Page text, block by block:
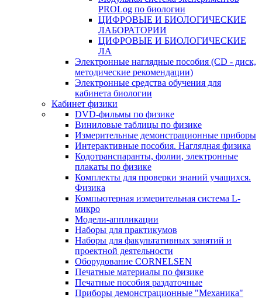
PROLog по биологии
ЦИФРОВЫЕ И БИОЛОГИЧЕСКИЕ
ЛАБОРАТОРИИ
ЦИФРОВЫЕ И БИОЛОГИЧЕСКИЕ
ЛА
Электронные наглядные пособия (CD - диск,
методические рекомендации)
Электронные средства обучения для
кабинета биологии
Кабинет физики
DVD-фильмы по физике
Виниловые таблицы по физике
Измерительные демонстрационные приборы
Интерактивные пособия. Наглядная физика
Кодотранспаранты, фолии, электронные
плакаты по физике
Комплекты для проверки знаний учащихся.
Физика
Компьютерная измерительная система L-
микро
Модели-аппликации
Наборы для практикумов
Наборы для факультативных занятий и
проектной деятельности
Оборудование CORNELSEN
Печатные материалы по физике
Печатные пособия раздаточные
Приборы демонстрационные "Механика"